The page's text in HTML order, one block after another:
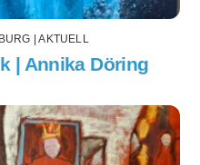
| AKTUELL
| Annika Döring